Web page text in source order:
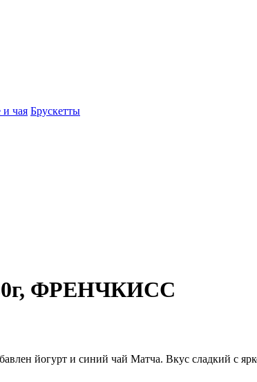
чая Брускетты
ФРЕНЧКИСС
йогурт и синий чай Матча. Вкус сладкий с